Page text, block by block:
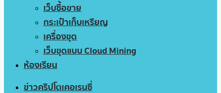
เว็บซื้อขาย
กระเป๋าเก็บเหรียญ
เครื่องขุด
เว็บขุดแบบ Cloud Mining
ห้องเรียน
ข่าวคริปโตเคอเรนซี่